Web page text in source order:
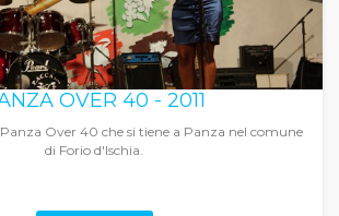
OVER 40 - 2011
Over 40 che si tiene a Panza nel comune
di Forio d'Ischia.